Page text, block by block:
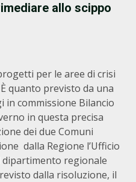
allo scippo
per le aree di crisi
quanto previsto da una
commissione Bilancio
in questa precisa
dei due Comuni
dalla Regione l’Ufficio
regionale
dalla risoluzione, il